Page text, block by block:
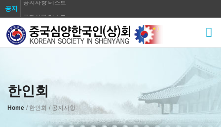
공지
공지사항 테스트
공지사항 테스트
공지사항 테스트
공지사항 테스트
공지사항 테스트
한인회
Home / 한인회 / 공지사항
Sketchbook5, 스케치북5
Sketchbook5, 스케치북5